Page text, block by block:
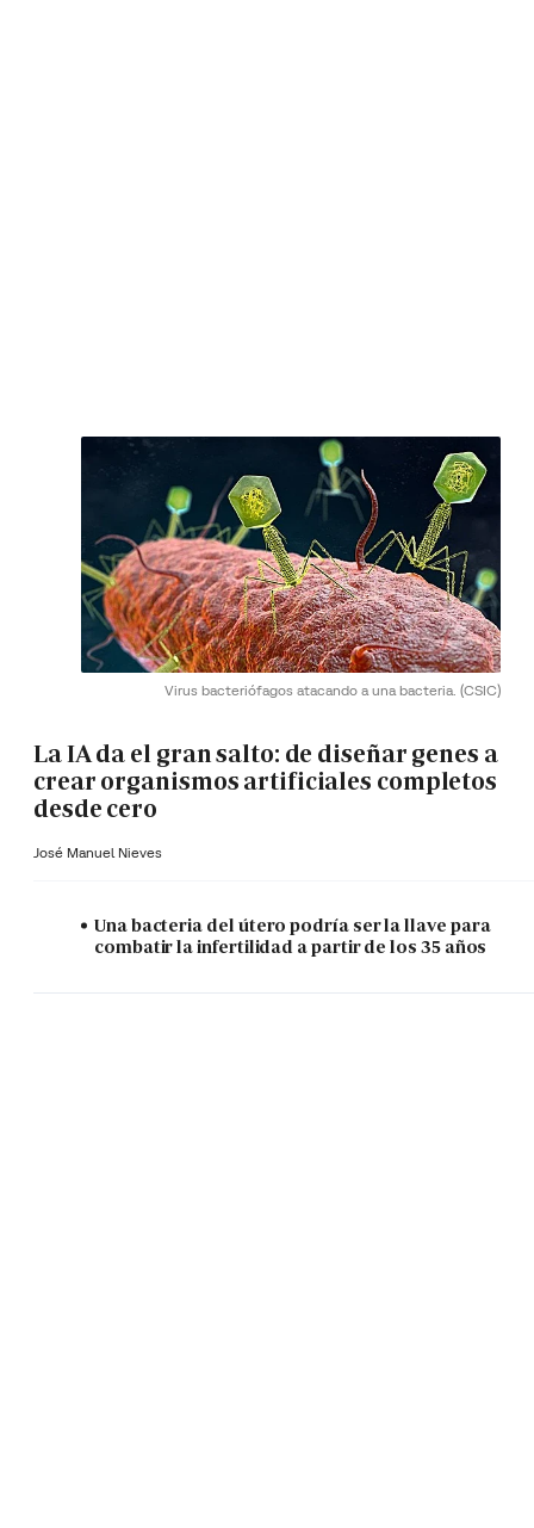
Virus bacteriófagos atacando a una bacteria. (CSIC)
La IA da el gran salto: de diseñar genes a
crear organismos artificiales completos
desde cero
José Manuel Nieves
Una bacteria del útero podría ser la llave para
combatir la infertilidad a partir de los 35 años